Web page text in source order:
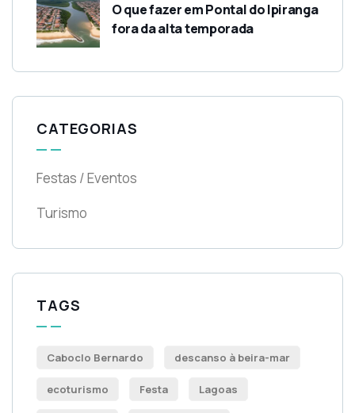
O que fazer em Pontal do Ipiranga
fora da alta temporada
CATEGORIAS
Festas / Eventos
Turismo
TAGS
Caboclo Bernardo descanso à beira-mar
ecoturismo Festa Lagoas